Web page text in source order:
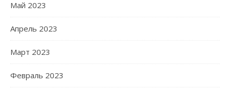
Май 2023
Апрель 2023
Март 2023
Февраль 2023